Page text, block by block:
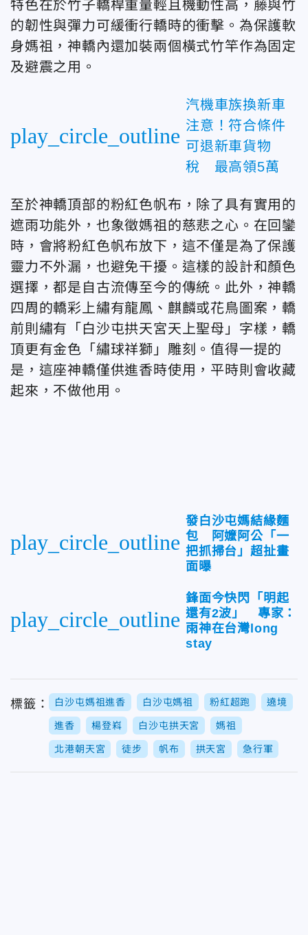
特色在於竹子轎桿重量輕且機動性高，藤與竹
的韌性與彈力可緩衝行轎時的衝擊。為保護軟
身媽祖，神轎內還加裝兩個橫式竹竿作為固定
及避震之用。
play_circle_outline
汽機車族換新車
注意！符合條件
可退新車貨物
稅 最高領5萬
至於神轎頂部的粉紅色帆布，除了具有實用的
遮雨功能外，也象徵媽祖的慈悲之心。在回鑾
時，會將粉紅色帆布放下，這不僅是為了保護
靈力不外漏，也避免干擾。這樣的設計和顏色
選擇，都是自古流傳至今的傳統。此外，神轎
四周的轎彩上繡有龍鳳、麒麟或花鳥圖案，轎
前則繡有「白沙屯拱天宮天上聖母」字樣，轎
頂更有金色「繡球祥獅」雕刻。值得一提的
是，這座神轎僅供進香時使用，平時則會收藏
起來，不做他用。
play_circle_outline
發白沙屯媽結緣麵
包 阿嬤阿公「一
把抓掃台」超扯畫
面曝
play_circle_outline
鋒面今快閃「明起
還有2波」 專家：
雨神在台灣long
stay
標籤： 白沙屯媽祖進香 白沙屯媽祖 粉紅超跑 遶境
進香 楊登嵙 白沙屯拱天宮 媽祖
北港朝天宮 徒步 帆布 拱天宮 急行軍